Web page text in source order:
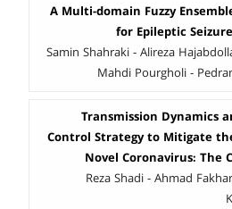
A Multi-domain Fuzzy
for Epileptic
Samin Shahraki - Alireza
Mahdi Pourgholi -
Transmission Dynamics
Control Strategy to Mitigate
Novel Coronavirus: The
Reza Shadi - Ahmad